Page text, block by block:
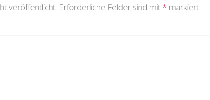
veröffentlicht. Erforderliche Felder sind mit* markiert